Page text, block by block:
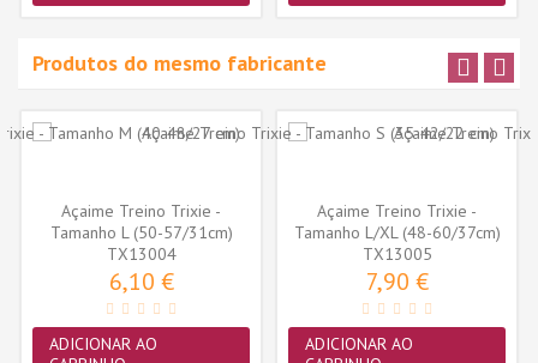
Produtos do mesmo fabricante
Açaime Treino Trixie -
Tamanho L (50-57/31cm)
(TX13004)
TX13004
6,10 €
ADICIONAR AO
Açaime Treino Trixie -
Tamanho L/XL (48-60/37cm)
(TX13005)
TX13005
7,90 €
ADICIONAR AO